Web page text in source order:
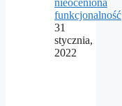
nieoceniona
funkcjonalność
31
stycznia,
2022